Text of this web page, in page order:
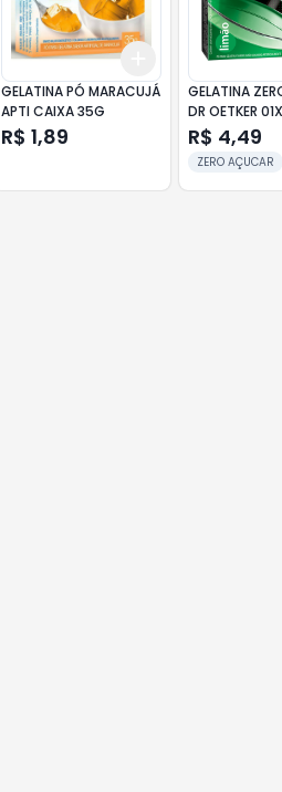
+5 +10 +5 +10
Add
GELATINA PÓ MARACUJÁ
APTI CAIXA 35G
R$ 1,89
GELATINA
DR OETKER
R$ 4,49
ZERO AÇUCAR